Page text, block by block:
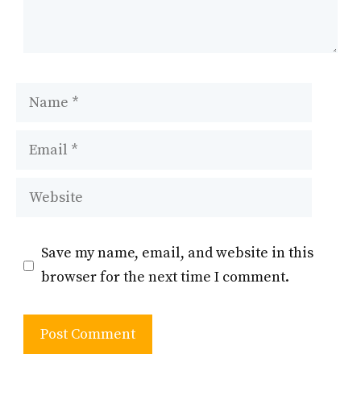
Name
Email
Website
Save my name, email, and website in this
browser for the next time I comment.